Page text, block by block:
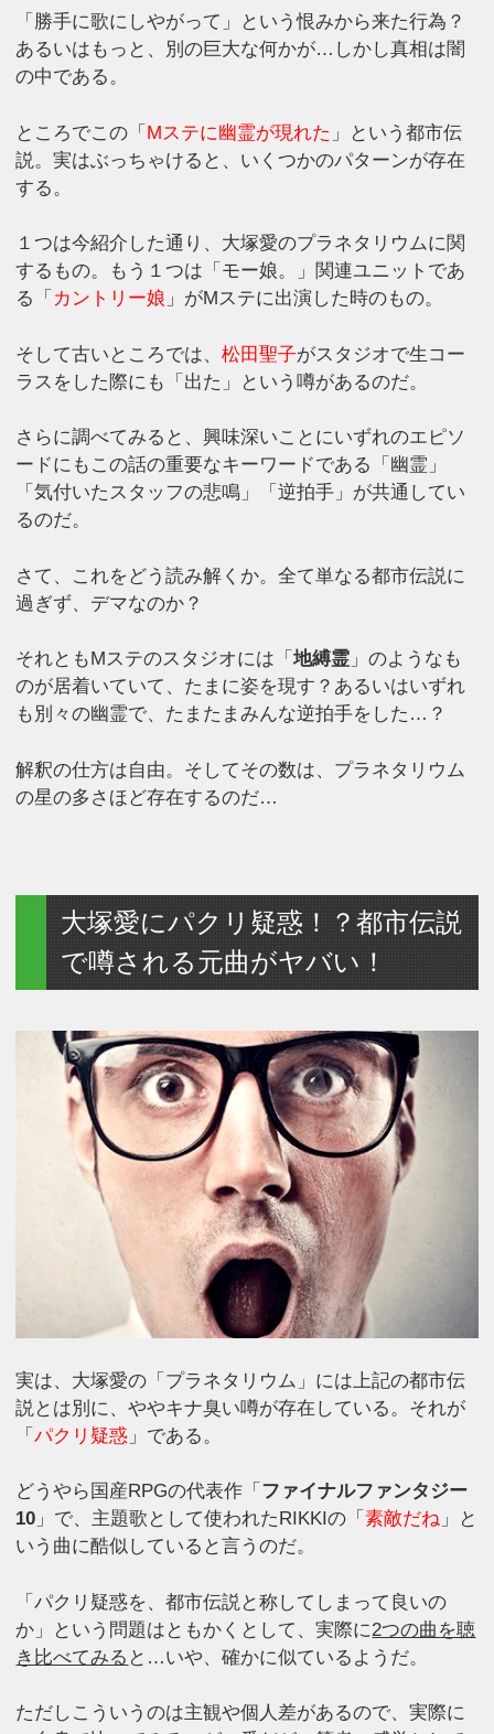
「勝手に歌にしやがって」という恨みから来た行為？
あるいはもっと、別の巨大な何かが…しかし真相は闇
の中である。
ところでこの「 Mステに幽霊が現れた 」という都市伝
説。実はぶっちゃけると、いくつかのパターンが存在
する。
１つは今紹介した通り、大塚愛のプラネタリウムに関
するもの。もう１つは「モー娘。」関連ユニットであ
る「 カントリー娘 」がMステに出演した時のもの。
そして古いところでは、松田聖子がスタジオで生コー
ラスをした際にも「出た」という噂があるのだ。
さらに調べてみると、興味深いことにいずれのエピソ
ードにもこの話の重要なキーワードである「幽霊」
「気付いたスタッフの悲鳴」「逆拍手」が共通してい
るのだ。
さて、これをどう読み解くか。全て単なる都市伝説に
過ぎず、デマなのか？
それともMステのスタジオには「地縛霊 」のようなも
のが居着いていて、たまに姿を現す？あるいはいずれ
も別々の幽霊で、たまたまみんな逆拍手をした…？
解釈の仕方は自由。そしてその数は、プラネタリウム
の星の多さほど存在するのだ…
大塚愛にパクリ疑惑！？都市伝説
で噂される元曲がヤバい！
実は、大塚愛の「プラネタリウム」には上記の都市伝
説とは別に、ややキナ臭い噂が存在している。それが
「パクリ疑惑 」である。
どうやら国産RPGの代表作「 ファイナルファンタジー
10 」で、主題歌として使われたRIKKIの「素敵だね 」と
いう曲に酷似していると言うのだ。
「パクリ疑惑を、都市伝説と称してしまって良いの
か」という問題はともかくとして、実際に2つの曲を聴
き比べてみる と…いや、確かに似ているようだ。
ただしこういうのは主観や個人差があるので、実際に